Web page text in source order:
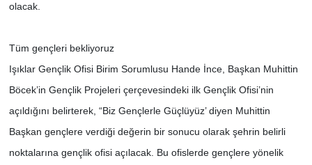
olacak.
Tüm gençleri bekliyoruz
Işıklar Gençlik Ofisi Birim Sorumlusu Hande İnce, Başkan Muhittin
Böcek’in Gençlik Projeleri çerçevesindeki ilk Gençlik Ofisi’nin
açıldığını belirterek, “Biz Gençlerle Güçlüyüz’ diyen Muhittin
Başkan gençlere verdiği değerin bir sonucu olarak şehrin belirli
noktalarına gençlik ofisi açılacak. Bu ofislerde gençlere yönelik